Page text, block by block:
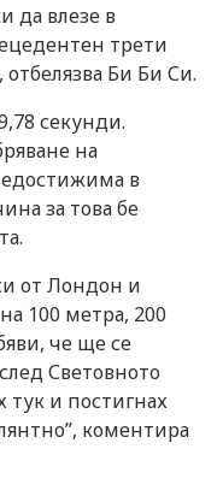
да влезе в
трети
Би Би Си.
секунди.
на
в
за това бе
от Лондон и
100 метра, 200
че ще се
Световното
тук и постигнах
коментира